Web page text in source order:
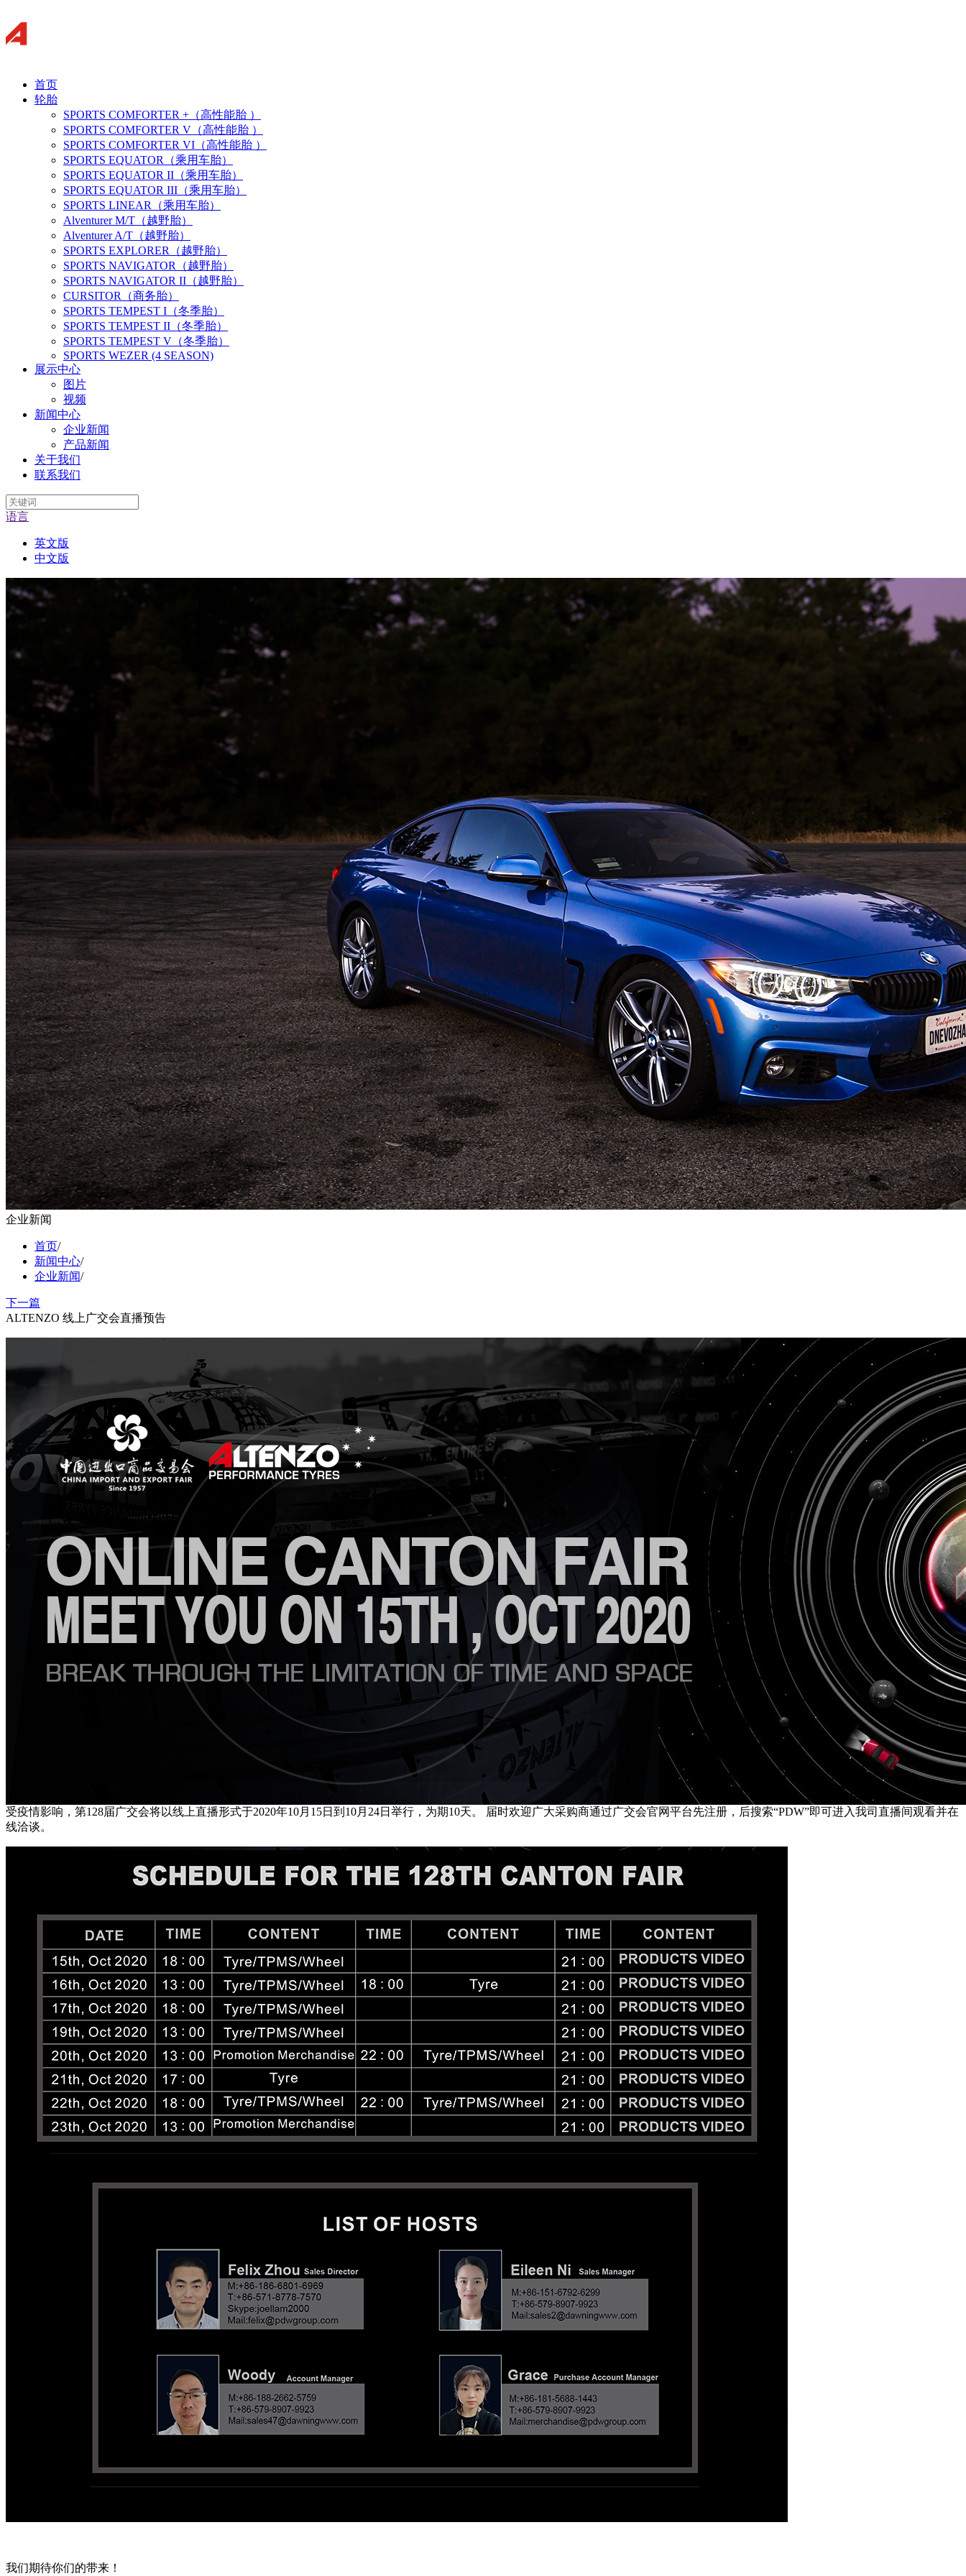
首页
轮胎
SPORTS COMFORTER +（高性能胎 ）
SPORTS COMFORTER V（高性能胎 ）
SPORTS COMFORTER VI（高性能胎 ）
SPORTS EQUATOR（乘用车胎）
SPORTS EQUATOR II（乘用车胎）
SPORTS EQUATOR III（乘用车胎）
SPORTS LINEAR（乘用车胎）
Alventurer M/T（越野胎）
Alventurer A/T（越野胎）
SPORTS EXPLORER（越野胎）
SPORTS NAVIGATOR（越野胎）
SPORTS NAVIGATOR II（越野胎）
CURSITOR（商务胎）
SPORTS TEMPEST I（冬季胎）
SPORTS TEMPEST II（冬季胎）
SPORTS TEMPEST V（冬季胎）
SPORTS WEZER (4 SEASON)
展示中心
图片
视频
新闻中心
企业新闻
产品新闻
关于我们
联系我们
语言
英文版
中文版
企业新闻
首页/
新闻中心/
企业新闻/
下一篇
ALTENZO 线上广交会直播预告
受疫情影响，第128届广交会将以线上直播形式于2020年10月15日到10月24日举行，为期10天。 届时欢迎广大采购商通过广交会官网平台先注册，后搜索“PDW”即可进入我司直播间观看并在
线洽谈。
我们期待你们的带来！